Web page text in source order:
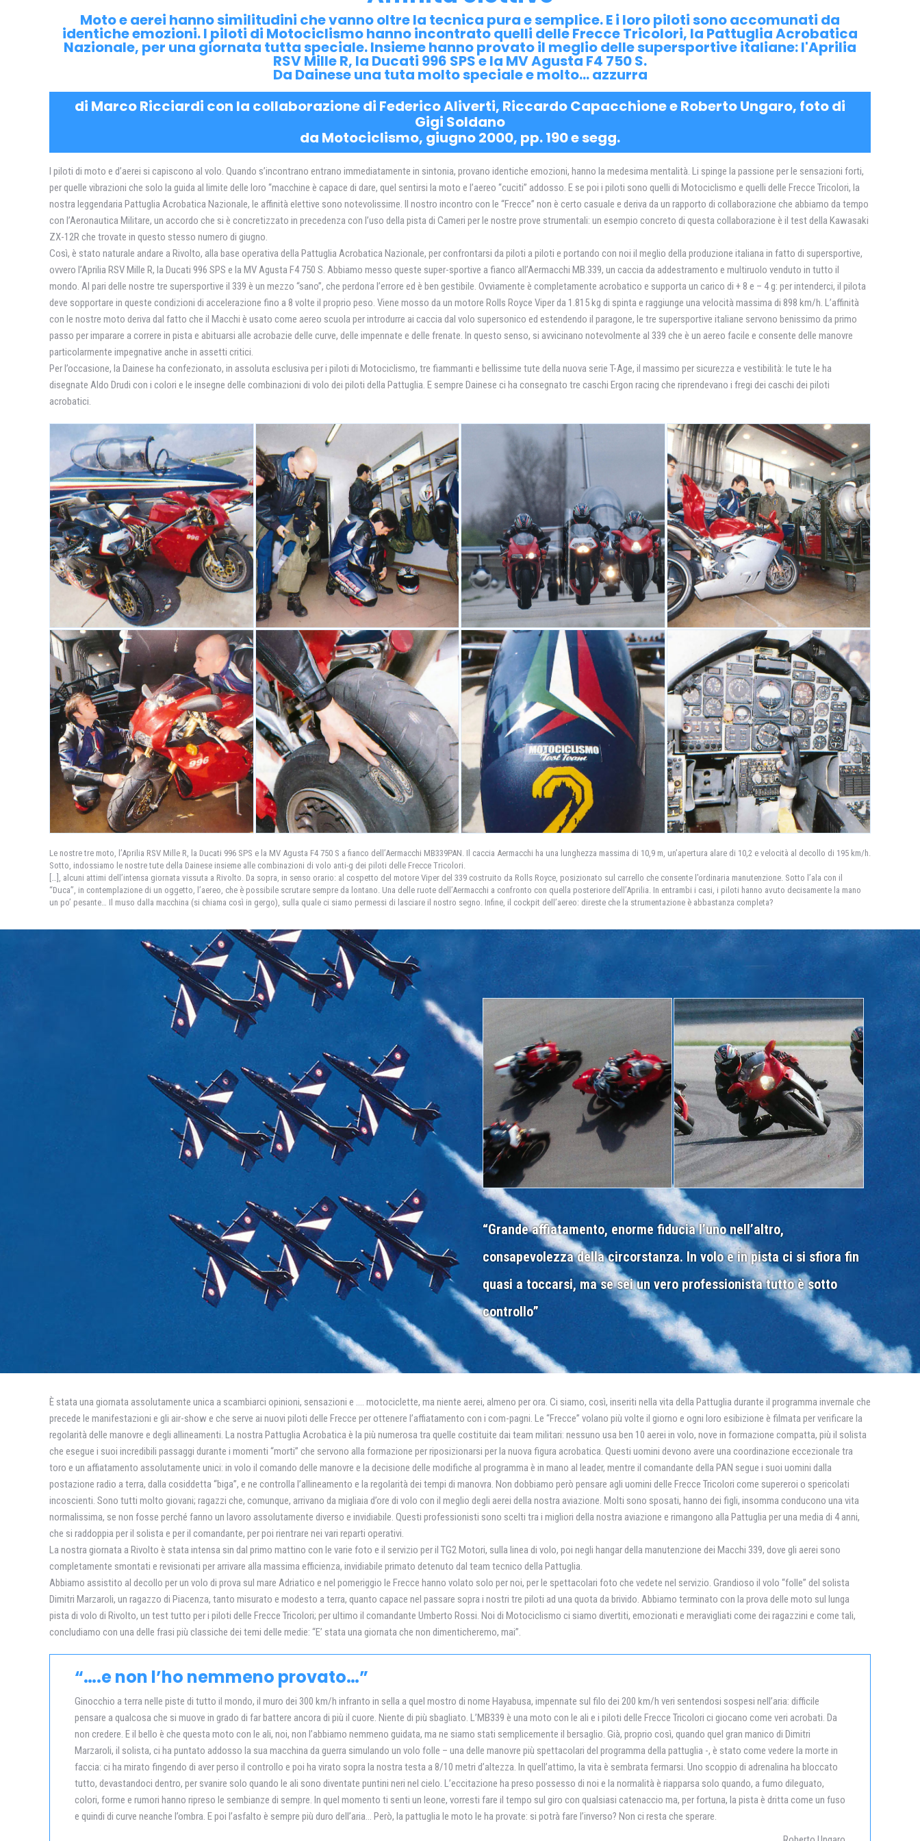
Moto e aerei hanno similitudini che vanno oltre la tecnica pura e semplice. E i loro piloti sono accomunati da
identiche emozioni. I piloti di Motociclismo hanno incontrato quelli delle Frecce Tricolori, la Pattuglia Acrobatica
Nazionale, per una giornata tutta speciale. Insieme hanno provato il meglio delle supersportive italiane: l'Aprilia
RSV Mille R, la Ducati 996 SPS e la MV Agusta F4 750 S.
Da Dainese una tuta molto speciale e molto... azzurra
di Marco Ricciardi con la collaborazione di Federico Aliverti, Riccardo Capacchione e Roberto Ungaro, foto di
Gigi Soldano
da Motociclismo, giugno 2000, pp. 190 e segg.
I piloti di moto e d’aerei si capiscono al volo. Quando s’incontrano entrano immediatamente in sintonia, provano identiche emozioni, hanno la medesima mentalità. Li spinge la passione per le sensazioni forti,
per quelle vibrazioni che solo la guida al limite delle loro “macchine è capace di dare, quel sentirsi la moto e l’aereo “cuciti” addosso. E se poi i piloti sono quelli di Motociclismo e quelli delle Frecce Tricolori, la
nostra leggendaria Pattuglia Acrobatica Nazionale, le affinità elettive sono notevolissime. Il nostro incontro con le “Frecce” non è certo casuale e deriva da un rapporto di collaborazione che abbiamo da tempo
con l’Aeronautica Militare, un accordo che si è concretizzato in precedenza con l’uso della pista di Cameri per le nostre prove strumentali: un esempio concreto di questa collaborazione è il test della Kawasaki
ZX-12R che trovate in questo stesso numero di giugno.
Così, è stato naturale andare a Rivolto, alla base operativa della Pattuglia Acrobatica Nazionale, per confrontarsi da piloti a piloti e portando con noi il meglio della produzione italiana in fatto di supersportive,
ovvero l’Aprilia RSV Mille R, la Ducati 996 SPS e la MV Agusta F4 750 S. Abbiamo messo queste super-sportive a fianco all’Aermacchi MB.339, un caccia da addestramento e multiruolo venduto in tutto il
mondo. Al pari delle nostre tre supersportive il 339 è un mezzo “sano”, che perdona l’errore ed è ben gestibile. Ovviamente è completamente acrobatico e supporta un carico di + 8 e – 4 g: per intenderci, il pilota
deve sopportare in queste condizioni di accelerazione fino a 8 volte il proprio peso. Viene mosso da un motore Rolls Royce Viper da 1.815 kg di spinta e raggiunge una velocità massima di 898 km/h. L’affinità
con le nostre moto deriva dal fatto che il Macchi è usato come aereo scuola per introdurre ai caccia dal volo supersonico ed estendendo il paragone, le tre supersportive italiane servono benissimo da primo
passo per imparare a correre in pista e abituarsi alle acrobazie delle curve, delle impennate e delle frenate. In questo senso, si avvicinano notevolmente al 339 che è un aereo facile e consente delle manovre
particolarmente impegnative anche in assetti critici.
Per l’occasione, la Dainese ha confezionato, in assoluta esclusiva per i piloti di Motociclismo, tre fiammanti e bellissime tute della nuova serie T-Age, il massimo per sicurezza e vestibilità: le tute le ha
disegnate Aldo Drudi con i colori e le insegne delle combinazioni di volo dei piloti della Pattuglia. E sempre Dainese ci ha consegnato tre caschi Ergon racing che riprendevano i fregi dei caschi dei piloti
acrobatici.
Le nostre tre moto, l’Aprilia RSV Mille R, la Ducati 996 SPS e la MV Agusta F4 750 S a fianco dell’Aermacchi MB339PAN. Il caccia Aermacchi ha una lunghezza massima di 10,9 m, un’apertura alare di 10,2 e velocità al decollo di 195 km/h.
Sotto, indossiamo le nostre tute della Dainese insieme alle combinazioni di volo anti-g dei piloti delle Frecce Tricolori.
[…], alcuni attimi dell’intensa giornata vissuta a Rivolto. Da sopra, in senso orario: al cospetto del motore Viper del 339 costruito da Rolls Royce, posizionato sul carrello che consente l’ordinaria manutenzione. Sotto l’ala con il
“Duca”, in contemplazione di un oggetto, l’aereo, che è possibile scrutare sempre da lontano. Una delle ruote dell’Aermacchi a confronto con quella posteriore dell’Aprilia. In entrambi i casi, i piloti hanno avuto decisamente la mano
un po’ pesante… Il muso dalla macchina (si chiama così in gergo), sulla quale ci siamo permessi di lasciare il nostro segno. Infine, il cockpit dell’aereo: direste che la strumentazione è abbastanza completa?
“Grande affiatamento, enorme fiducia l’uno nell’altro,
consapevolezza della circorstanza. In volo e in pista ci si sfiora fin
quasi a toccarsi, ma se sei un vero professionista tutto è sotto
controllo”
È stata una giornata assolutamente unica a scambiarci opinioni, sensazioni e …. motociclette, ma niente aerei, almeno per ora. Ci siamo, così, inseriti nella vita della Pattuglia durante il programma invernale che
precede le manifestazioni e gli air-show e che serve ai nuovi piloti delle Frecce per ottenere l’affiatamento con i com-pagni. Le “Frecce” volano più volte il giorno e ogni loro esibizione è filmata per verificare la
regolarità delle manovre e degli allineamenti. La nostra Pattuglia Acrobatica è la più numerosa tra quelle costituite dai team militari: nessuno usa ben 10 aerei in volo, nove in formazione compatta, più il solista
che esegue i suoi incredibili passaggi durante i momenti “morti” che servono alla formazione per riposizionarsi per la nuova figura acrobatica. Questi uomini devono avere una coordinazione eccezionale tra
toro e un affiatamento assolutamente unici: in volo il comando delle manovre e la decisione delle modifiche al programma è in mano al leader, mentre il comandante della PAN segue i suoi uomini dalla
postazione radio a terra, dalla cosiddetta “biga”, e ne controlla l’allineamento e la regolarità dei tempi di manovra. Non dobbiamo però pensare agli uomini delle Frecce Tricolori come supereroi o spericolati
incoscienti. Sono tutti molto giovani; ragazzi che, comunque, arrivano da migliaia d’ore di volo con il meglio degli aerei della nostra aviazione. Molti sono sposati, hanno dei figli, insomma conducono una vita
normalissima, se non fosse perché fanno un lavoro assolutamente diverso e invidiabile. Questi professionisti sono scelti tra i migliori della nostra aviazione e rimangono alla Pattuglia per una media di 4 anni,
che si raddoppia per il solista e per il comandante, per poi rientrare nei vari reparti operativi.
La nostra giornata a Rivolto è stata intensa sin dal primo mattino con le varie foto e il servizio per il TG2 Motori, sulla linea di volo, poi negli hangar della manutenzione dei Macchi 339, dove gli aerei sono
completamente smontati e revisionati per arrivare alla massima efficienza, invidiabile primato detenuto dal team tecnico della Pattuglia.
Abbiamo assistito al decollo per un volo di prova sul mare Adriatico e nel pomeriggio le Frecce hanno volato solo per noi, per le spettacolari foto che vedete nel servizio. Grandioso il volo “folle” del solista
Dimitri Marzaroli, un ragazzo di Piacenza, tanto misurato e modesto a terra, quanto capace nel passare sopra i nostri tre piloti ad una quota da brivido. Abbiamo terminato con la prova delle moto sul lunga
pista di volo di Rivolto, un test tutto per i piloti delle Frecce Tricolori; per ultimo il comandante Umberto Rossi. Noi di Motociclismo ci siamo divertiti, emozionati e meravigliati come dei ragazzini e come tali,
concludiamo con una delle frasi più classiche dei temi delle medie: “E’ stata una giornata che non dimenticheremo, mai”.
“….e non l’ho nemmeno provato…”
Ginocchio a terra nelle piste di tutto il mondo, il muro dei 300 km/h infranto in sella a quel mostro di nome Hayabusa, impennate sul filo dei 200 km/h veri sentendosi sospesi nell’aria: difficile
pensare a qualcosa che si muove in grado di far battere ancora di più il cuore. Niente di più sbagliato. L’MB339 è una moto con le ali e i piloti delle Frecce Tricolori ci giocano come veri acrobati. Da
non credere. E il bello è che questa moto con le ali, noi, non l’abbiamo nemmeno guidata, ma ne siamo stati semplicemente il bersaglio. Già, proprio così, quando quel gran manico di Dimitri
Marzaroli, il solista, ci ha puntato addosso la sua macchina da guerra simulando un volo folle – una delle manovre più spettacolari del programma della pattuglia -, è stato come vedere la morte in
faccia: ci ha mirato fingendo di aver perso il controllo e poi ha virato sopra la nostra testa a 8/10 metri d’altezza. In quell’attimo, la vita è sembrata fermarsi. Uno scoppio di adrenalina ha bloccato
tutto, devastandoci dentro, per svanire solo quando le ali sono diventate puntini neri nel cielo. L’eccitazione ha preso possesso di noi e la normalità è riapparsa solo quando, a fumo dileguato,
colori, forme e rumori hanno ripreso le sembianze di sempre. In quel momento ti senti un leone, vorresti fare il tempo sul giro con qualsiasi catenaccio ma, per fortuna, la pista è dritta come un fuso
e quindi di curve neanche l’ombra. E poi l’asfalto è sempre più duro dell’aria… Però, la pattuglia le moto le ha provate: si potrà fare l’inverso? Non ci resta che sperare.